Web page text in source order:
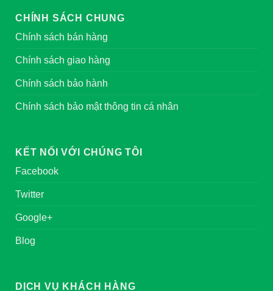
CHÍNH SÁCH CHUNG
Chính sách bán hàng
Chính sách giao hàng
Chính sách bảo hành
Chính sách bảo mật thông tin cá nhân
KẾT NỐI VỚI CHÚNG TÔI
Facebook
Twitter
Google+
Blog
DỊCH VỤ KHÁCH HÀNG